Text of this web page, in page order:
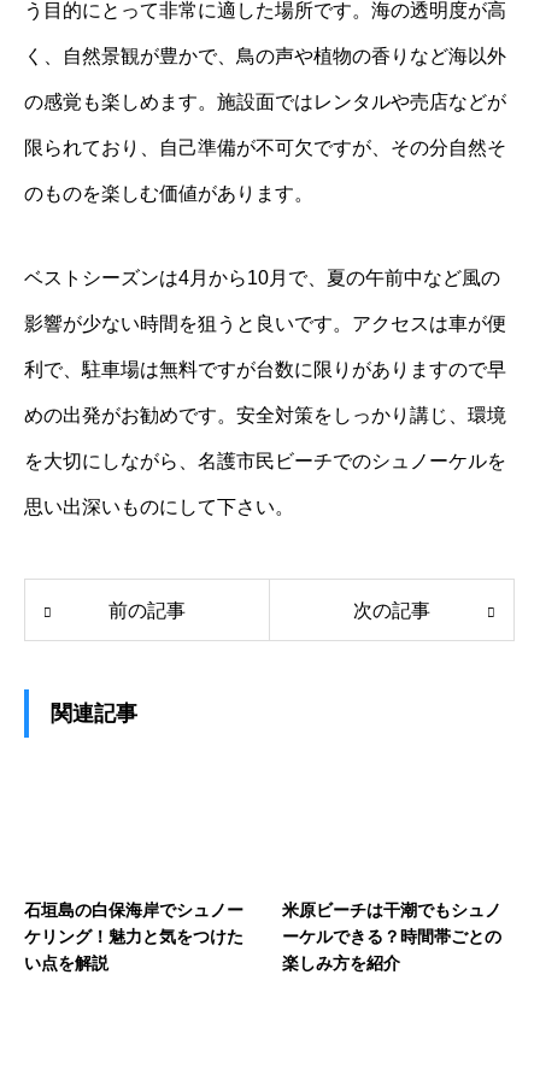
う目的にとって非常に適した場所です。海の透明度が高
く、自然景観が豊かで、鳥の声や植物の香りなど海以外
の感覚も楽しめます。施設面ではレンタルや売店などが
限られており、自己準備が不可欠ですが、その分自然そ
のものを楽しむ価値があります。
ベストシーズンは4月から10月で、夏の午前中など風の
影響が少ない時間を狙うと良いです。アクセスは車が便
利で、駐車場は無料ですが台数に限りがありますので早
めの出発がお勧めです。安全対策をしっかり講じ、環境
を大切にしながら、名護市民ビーチでのシュノーケルを
思い出深いものにして下さい。
前の記事 次の記事
関連記事
石垣島の白保海岸でシュノー
ケリング！魅力と気をつけた
い点を解説
米原ビーチは干潮でもシュノ
ーケルできる？時間帯ごとの
楽しみ方を紹介